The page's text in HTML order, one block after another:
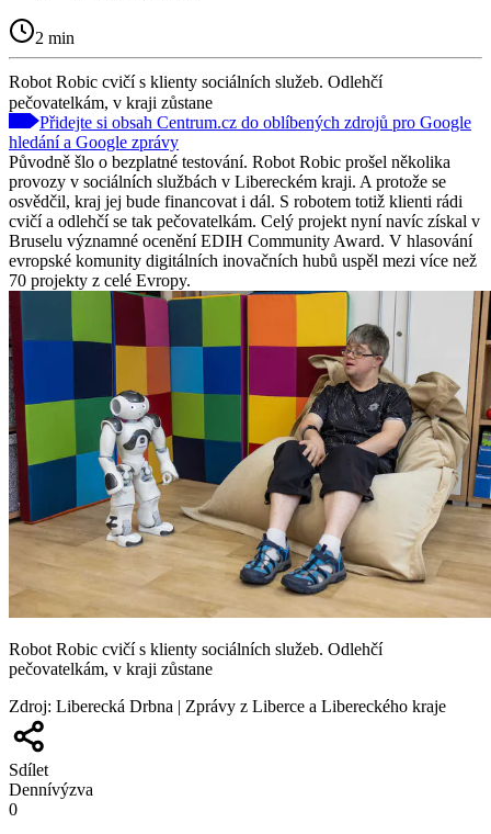
2 min
Robot Robic cvičí s klienty sociálních služeb. Odlehčí
pečovatelkám, v kraji zůstane
Přidejte si obsah Centrum.cz do oblíbených zdrojů pro Google
hledání a Google zprávy
Původně šlo o bezplatné testování. Robot Robic prošel několika
provozy v sociálních službách v Libereckém kraji. A protože se
osvědčil, kraj jej bude financovat i dál. S robotem totiž klienti rádi
cvičí a odlehčí se tak pečovatelkám. Celý projekt nyní navíc získal v
Bruselu významné ocenění EDIH Community Award. V hlasování
evropské komunity digitálních inovačních hubů uspěl mezi více než
70 projekty z celé Evropy.
Robot Robic cvičí s klienty sociálních služeb. Odlehčí
pečovatelkám, v kraji zůstane
Zdroj: Liberecká Drbna | Zprávy z Liberce a Libereckého kraje
Sdílet
Dennívýzva
0